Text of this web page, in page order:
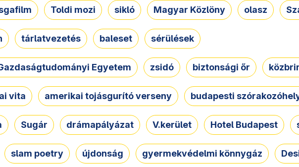
Toldi mozi sikló Magyar Közlöny olasz
tárlatvezetés baleset sérülések
Egyetem zsidó biztonsági őr
vita amerikai tojásgurító verseny budapesti
Sugár drámapályázat V.kerület Hotel Budapest
slam poetry újdonság gyermekvédelmi könnygáz